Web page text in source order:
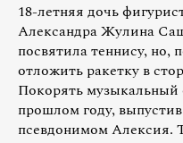
18-летняя дочь
Александра Жулина
посвятила теннису, но,
отложить ракетку в
Покорять
прошлом году,
псевдонимом Алексия.